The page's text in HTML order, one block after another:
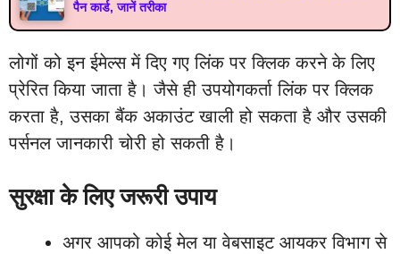
पैन कार्ड, जानें तरीका
लोगों को इन ईमेल्स में दिए गए लिंक पर क्लिक करने के लिए
प्रेरित किया जाता है। जैसे ही उपयोगकर्ता लिंक पर क्लिक
करता है, उसका बैंक अकाउंट खाली हो सकता है और उसकी
पर्सनल जानकारी चोरी हो सकती है।
सुरक्षा के लिए जरूरी उपाय
अगर आपको कोई मेल या वेबसाइट आयकर विभाग से